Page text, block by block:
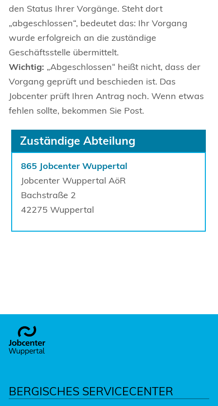
den Status Ihrer Vorgänge. Steht dort
„abgeschlossen“, bedeutet das: Ihr Vorgang
wurde erfolgreich an die zuständige
Geschäftsstelle übermittelt.
Wichtig: „Abgeschlossen“ heißt nicht, dass der
Vorgang geprüft und beschieden ist. Das
Jobcenter prüft Ihren Antrag noch. Wenn etwas
fehlen sollte, bekommen Sie Post.
Zuständige Abteilung
865 Jobcenter Wuppertal
Jobcenter Wuppertal AöR
Bachstraße 2
42275 Wuppertal
Footer
BERGISCHES SERVICECENTER